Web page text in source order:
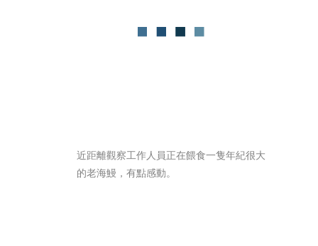
近距離觀察工作人員正在餵食一隻年紀很大
的老海鰻，有點感動。